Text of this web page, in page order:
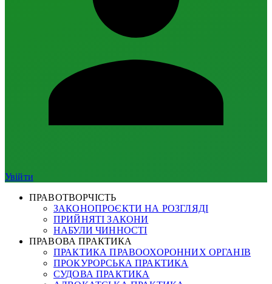
Увійти
ПРАВОТВОРЧІСТЬ
ЗАКОНОПРОЄКТИ НА РОЗГЛЯДІ
ПРИЙНЯТІ ЗАКОНИ
НАБУЛИ ЧИННОСТІ
ПРАВОВА ПРАКТИКА
ПРАКТИКА ПРАВООХОРОННИХ ОРГАНІВ
ПРОКУРОРСЬКА ПРАКТИКА
СУДОВА ПРАКТИКА